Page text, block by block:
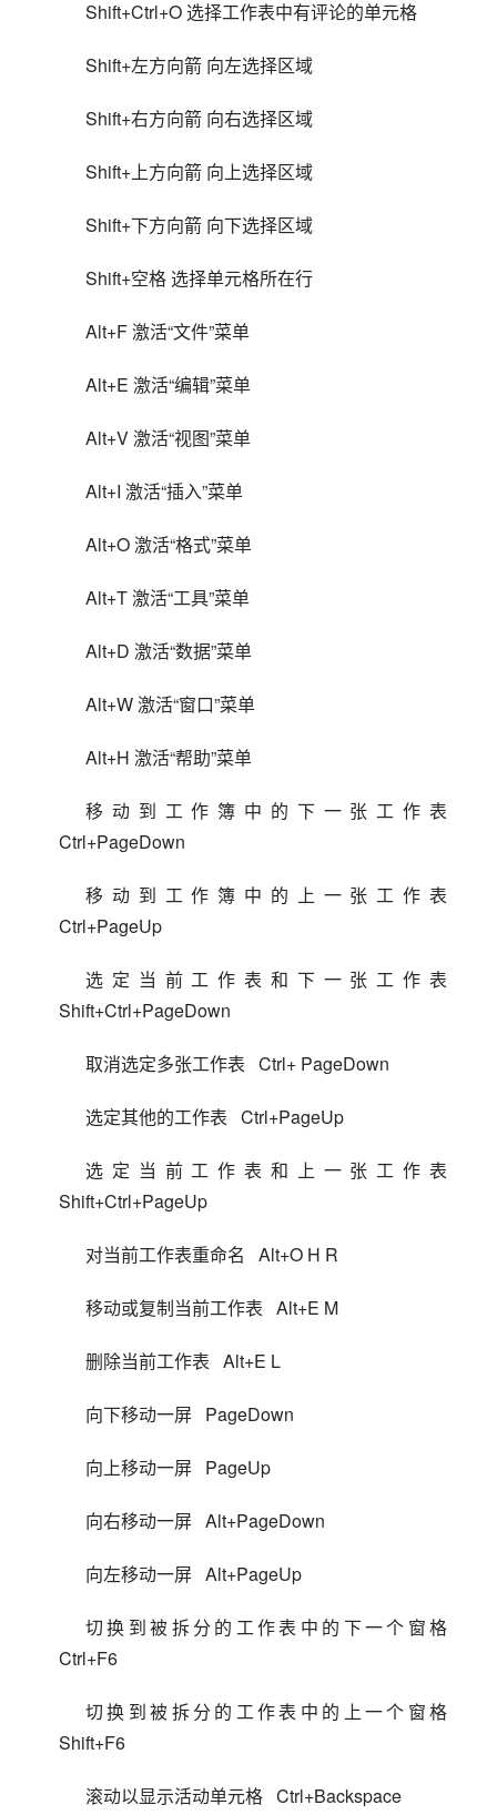
Shift+Ctrl+O 选择工作表中有评论的单元格
Shift+左方向箭 向左选择区域
Shift+右方向箭 向右选择区域
Shift+上方向箭 向上选择区域
Shift+下方向箭 向下选择区域
Shift+空格 选择单元格所在行
Alt+F 激活“文件”菜单
Alt+E 激活“编辑”菜单
Alt+V 激活“视图”菜单
Alt+I 激活“插入”菜单
Alt+O 激活“格式”菜单
Alt+T 激活“工具”菜单
Alt+D 激活“数据”菜单
Alt+W 激活“窗口”菜单
Alt+H 激活“帮助”菜单
移动到工作簿中的下一张工作表
Ctrl+PageDown
移动到工作簿中的上一张工作表
Ctrl+PageUp
选定当前工作表和下一张工作表
Shift+Ctrl+PageDown
取消选定多张工作表   Ctrl+ PageDown
选定其他的工作表   Ctrl+PageUp
选定当前工作表和上一张工作表
Shift+Ctrl+PageUp
对当前工作表重命名   Alt+O H R
移动或复制当前工作表   Alt+E M
删除当前工作表   Alt+E L
向下移动一屏   PageDown
向上移动一屏   PageUp
向右移动一屏   Alt+PageDown
向左移动一屏   Alt+PageUp
切换到被拆分的工作表中的下一个窗格
Ctrl+F6
切换到被拆分的工作表中的上一个窗格
Shift+F6
滚动以显示活动单元格   Ctrl+Backspace